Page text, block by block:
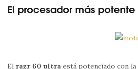
El procesador más
El razr 60 ultra está potenciado con